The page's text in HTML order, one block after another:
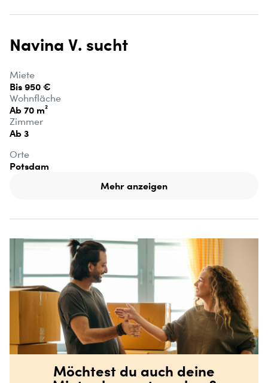
Navina V. sucht
Miete
Bis 950 €
Wohnfläche
Ab 70 m²
Zimmer
Ab 3
Orte
Potsdam
Mehr anzeigen
Möchtest du auch deine